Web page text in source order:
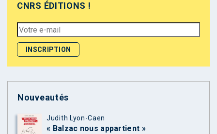
CNRS ÉDITIONS !
Nouveautés
Judith Lyon-Caen
« Balzac nous appartient »